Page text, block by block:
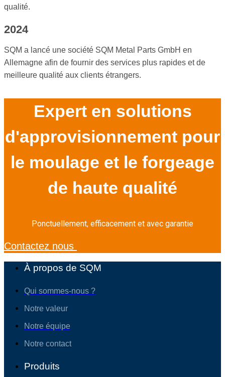
qualité.
2024
SQM a lancé une société SQM Metal Parts GmbH en
Allemagne afin de fournir des services plus rapides et de
meilleure qualité aux clients étrangers.
Expert en solutions
d'approvisionnement pour
le moulage et le forgeage
de haute qualité
Ponctuellement, efficacement et avec garantie
Contactez nous
À propos de SQM
Qui sommes-nous ?
Notre valeur
Notre équipe
Notre contact
Produits